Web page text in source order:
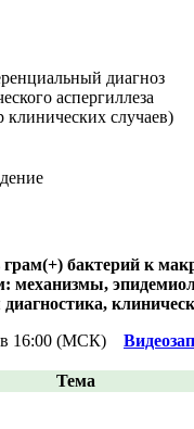
диагноз
аспергиллеза
клинических случаев)
грам(+) бактерий к
механизмы,
в 16:00 (МСК)
Тема